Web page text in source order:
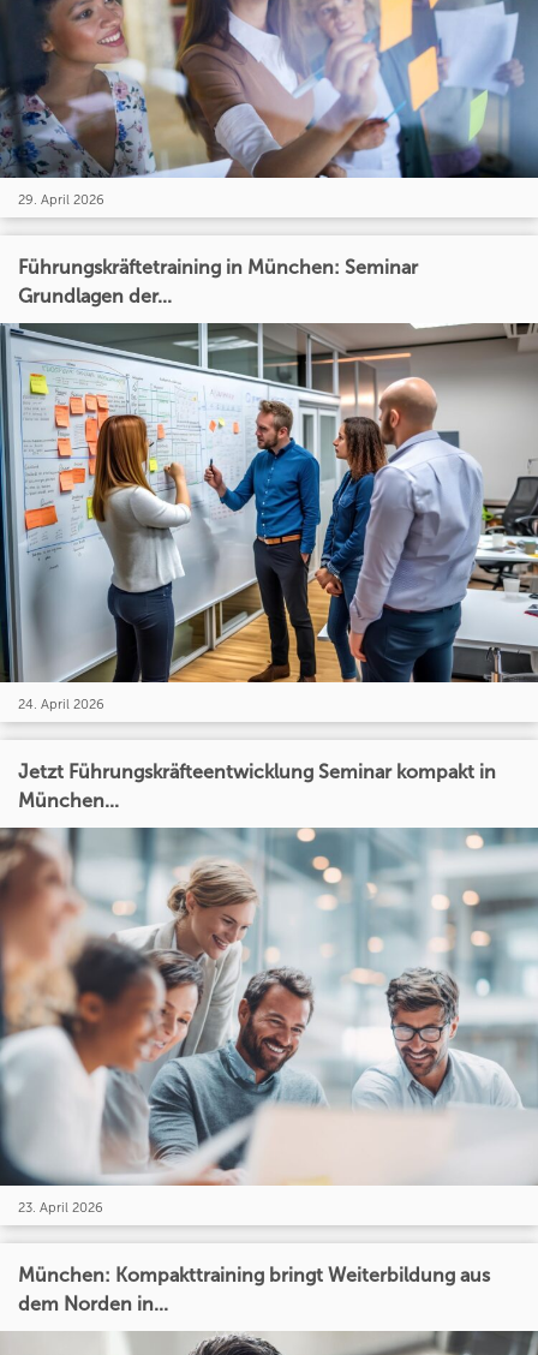
29. April 2026
Führungskräftetraining in München: Seminar
Grundlagen der...
24. April 2026
Jetzt Führungskräfteentwicklung Seminar kompakt in
München...
23. April 2026
München: Kompakttraining bringt Weiterbildung aus
dem Norden in...